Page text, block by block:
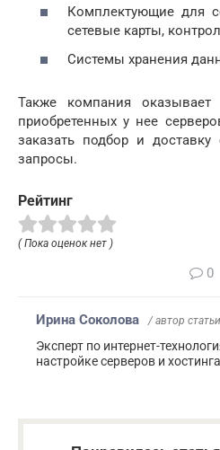
Комплектующие для
сетевые карты,
Системы хранения
Также компания
приобретенных у нее
заказать подбор и
запросы.
Рейтинг
( Пока оценок нет )
0
Ирина Соколова / автор статьи
Эксперт по интернет-
настройке серверов и